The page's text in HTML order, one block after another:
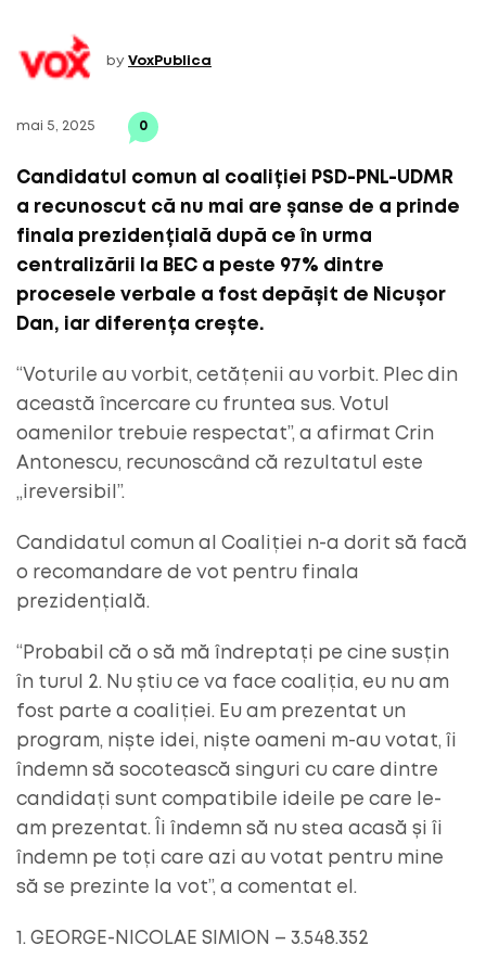
by VoxPublica
mai 5, 2025 0
Candidatul comun al coaliției PSD-PNL-UDMR
a recunoscut că nu mai are șanse de a prinde
finala prezidențială după ce în urma
centralizării la BEC a peste 97% dintre
procesele verbale a fost depășit de Nicușor
Dan, iar diferența crește.
“Voturile au vorbit, cetățenii au vorbit. Plec din
această încercare cu fruntea sus. Votul
oamenilor trebuie respectat”, a afirmat Crin
Antonescu, recunoscând că rezultatul este
„ireversibil”.
Candidatul comun al Coaliției n-a dorit să facă
o recomandare de vot pentru finala
prezidențială.
“Probabil că o să mă îndreptați pe cine susțin
în turul 2. Nu știu ce va face coaliția, eu nu am
fost parte a coaliției. Eu am prezentat un
program, niște idei, niște oameni m-au votat, îi
îndemn să socotească singuri cu care dintre
candidați sunt compatibile ideile pe care le-
am prezentat. Îi îndemn să nu stea acasă și îi
îndemn pe toți care azi au votat pentru mine
să se prezinte la vot”, a comentat el.
1. GEORGE-NICOLAE SIMION – 3.548.352